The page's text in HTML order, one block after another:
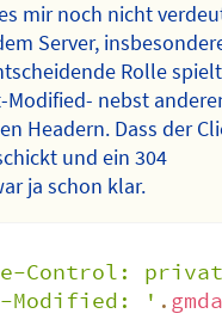
mir noch nicht
Server,
Rolle
Modified- nebst
Headern. Dass der
und ein 304
ja schon klar.
Control:
Modified: ' .